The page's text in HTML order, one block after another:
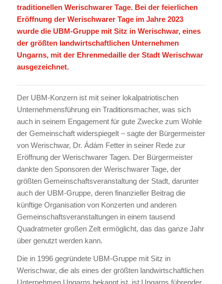
traditionellen Werischwarer Tage. Bei der feierlichen
Eröffnung der Werischwarer Tage im Jahre 2023
wurde die UBM-Gruppe mit Sitz in Werischwar, eines
der größten landwirtschaftlichen Unternehmen
Ungarns, mit der Ehrenmedaille der Stadt Werischwar
ausgezeichnet.
Der UBM-Konzern ist mit seiner lokalpatriotischen
Unternehmensführung ein Traditionsmacher, was sich
auch in seinem Engagement für gute Zwecke zum Wohle
der Gemeinschaft widerspiegelt – sagte der Bürgermeister
von Werischwar, Dr. Ádám Fetter in seiner Rede zur
Eröffnung der Werischwarer Tagen. Der Bürgermeister
dankte den Sponsoren der Werischwarer Tage, der
größten Gemeinschaftsveranstaltung der Stadt, darunter
auch der UBM-Gruppe, deren finanzieller Beitrag die
künftige Organisation von Konzerten und anderen
Gemeinschaftsveranstaltungen in einem tausend
Quadratmeter großen Zelt ermöglicht, das das ganze Jahr
über genutzt werden kann.
Die in 1996 gegründete UBM-Gruppe mit Sitz in
Werischwar, die als eines der größten landwirtschaftlichen